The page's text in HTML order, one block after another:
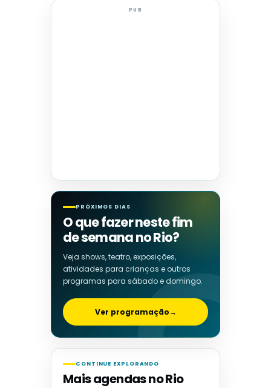
PUB
PRÓXIMOS DIAS
O que fazer neste fim
de semana no Rio?
Veja shows, teatro, exposições,
atividades para crianças e outros
programas para sábado e domingo.
Ver programação→
CONTINUE EXPLORANDO
Mais agendas no Rio